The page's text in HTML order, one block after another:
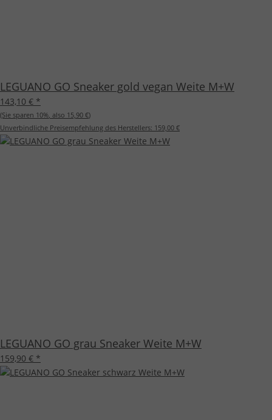
LEGUANO GO Sneaker gold vegan Weite M+W
143,10 € *
(Sie sparen 10% , also 15,90 €)
Unverbindliche Preisempfehlung des Herstellers: 159,00 €
LEGUANO GO grau Sneaker Weite M+W
159,90 € *